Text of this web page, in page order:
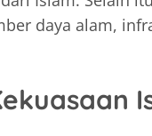
daya alam,